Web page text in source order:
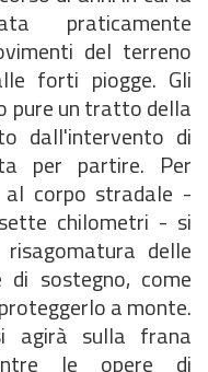
praticamente
del terreno
forti piogge. Gli
pure un tratto della
dall'intervento di
per partire. Per
corpo stradale -
chilometri - si
delle
di sostegno, come
a monte.
agirà sulla frana
le opere di